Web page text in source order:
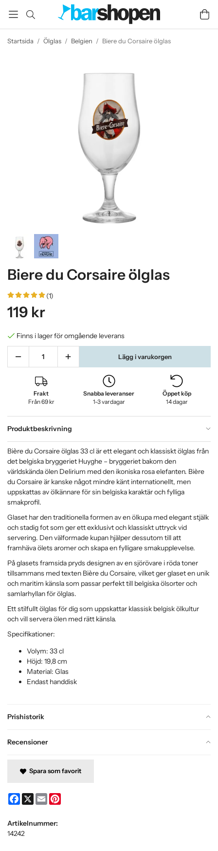
Startsida / Ölglas / Belgien / Biere du Corsaire ölglas
Biere du Corsaire ölglas
(1)
119 kr
Finns i lager för omgående leverans
Lägg i varukorgen
Frakt
Från 69 kr
Snabba leveranser
1-3 vardagar
Öppet köp
14 dagar
Produktbeskrivning
Prishistorik
Recensioner
Bière du Corsaire ölglas 33 cl är ett elegant och klassiskt ölglas från
det belgiska bryggeriet Huyghe – bryggeriet bakom den
världskända ölen Delirium med den ikoniska rosa elefanten. Bière
du Corsaire är kanske något mindre känt internationellt, men
uppskattas av ölkännare för sin belgiska karaktär och fylliga
smakprofil.
Glaset har den traditionella formen av en ölkupa med elegant stjälk
och stadig fot som ger ett exklusivt och klassiskt uttryck vid
servering. Den välformade kupan hjälper dessutom till att
framhäva ölets aromer och skapa en fylligare smakupplevelse.
På glasets framsida pryds designen av en sjörövare i röda toner
tillsammans med texten Bière du Corsaire, vilket ger glaset en unik
och maritim känsla som passar perfekt till belgiska ölsorter och
samlarhyllan för ölglas.
Ett stilfullt ölglas för dig som uppskattar klassisk belgisk ölkultur
och vill servera ölen med rätt känsla.
Specifikationer:
Volym: 33 cl
Höjd: 19,8 cm
Material: Glas
Endast handdisk
Spara som favorit
Facebook
X Email
Artikelnummer:
14242